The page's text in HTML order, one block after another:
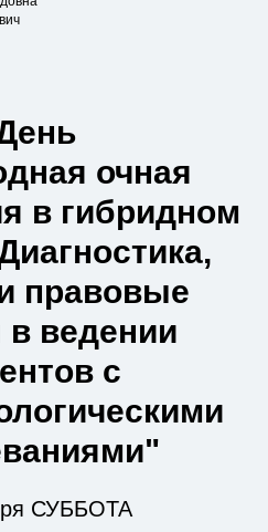
очная
в гибридном
правовые
в ведении
с
СУББОТА